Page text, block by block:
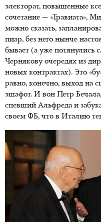
электорат, повышенные
сочетание — «Травиата»,
можно сказать,
пиар, без него нынче
бывает (а уже потянулись
Чернякову очередях из
новых контрактах). Это
равно, конечно, выход на
эшафот. И вон Петр
спевший Альфреда и
своем ФБ, что в Италию